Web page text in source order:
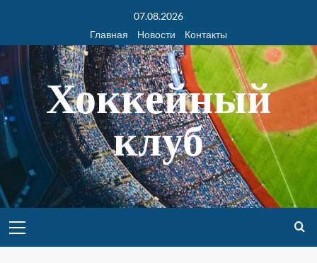
07.08.2026
Главная
Новости Контакты
Хоккейный
клуб